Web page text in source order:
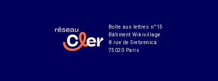
Boîte aux lettres n°15
Bâtiment Wikivillage
8 rue de Srebrenica
75020 Paris